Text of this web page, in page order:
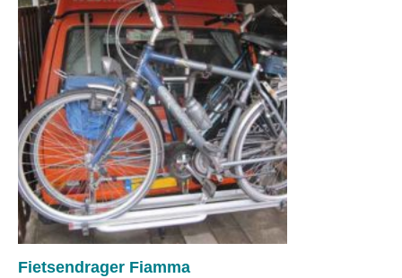
Fietsendrager Fiamma